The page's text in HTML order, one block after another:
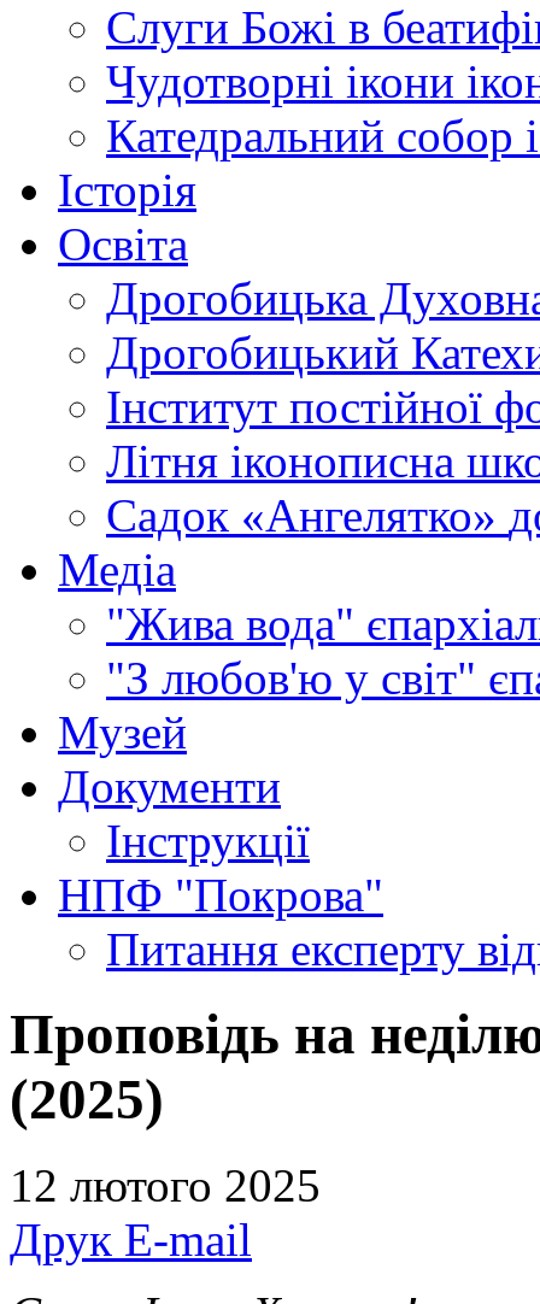
Слуги Божі в
Чудотворні ікони
Катедральний собор
Історія
Освіта
Дрогобицька
Дрогобицький
Інститут постійної
Літня іконописна
Садок «Ангелятко»
Медіа
"Жива вода"
"З любов'ю у світ"
Музей
Документи
Інструкції
НПФ "Покрова"
Питання експерту
Проповідь на
(2025)
12 лютого 2025
Друк E-mail